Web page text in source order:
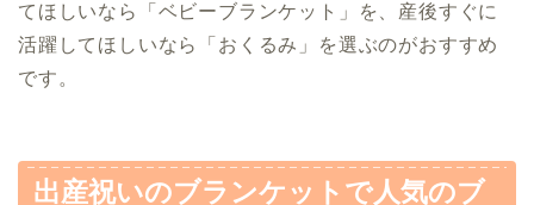
てほしいなら「ベビーブランケット」を、産後すぐに
活躍してほしいなら「おくるみ」を選ぶのがおすすめ
です。
出産祝いのブランケットで人気のブ